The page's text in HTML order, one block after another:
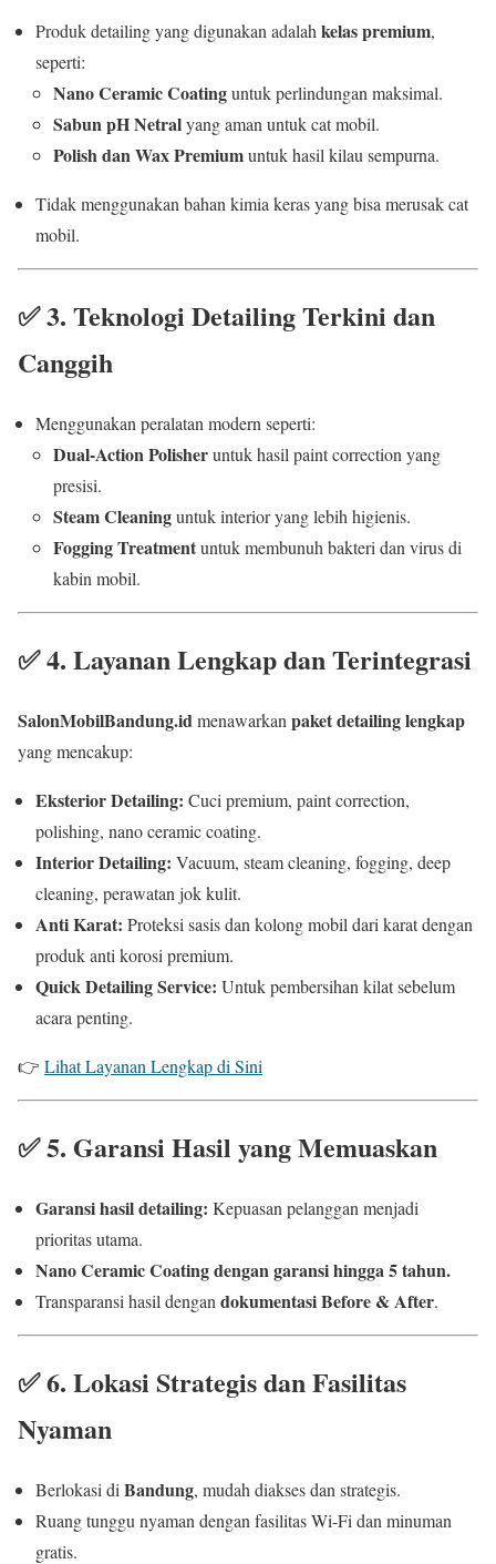
Produk detailing yang digunakan adalahkelas premium,
seperti:
Nano Ceramic Coatinguntuk perlindungan maksimal.
Sabun pH Netralyang aman untuk cat mobil.
Polish dan Wax Premiumuntuk hasil kilau sempurna.
Tidak menggunakan bahan kimia keras yang bisa merusak cat
mobil.
✅3. Teknologi Detailing Terkini dan
Canggih
Menggunakan peralatan modern seperti:
Dual-Action Polisheruntuk hasil paint correction yang
presisi.
Steam Cleaninguntuk interior yang lebih higienis.
Fogging Treatmentuntuk membunuh bakteri dan virus di
kabin mobil.
✅4. Layanan Lengkap dan Terintegrasi
SalonMobilBandung.idmenawarkan paket detailing lengkap
yang mencakup:
Eksterior Detailing: Cuci premium, paint correction,
polishing, nano ceramic coating.
Interior Detailing: Vacuum, steam cleaning, fogging, deep
cleaning, perawatan jok kulit.
Anti Karat: Proteksi sasis dan kolong mobil dari karat dengan
produk anti korosi premium.
Quick Detailing Service: Untuk pembersihan kilat sebelum
acara penting.
👉 Lihat Layanan Lengkap di Sini
✅5. Garansi Hasil yang Memuaskan
Garansi hasil detailing: Kepuasan pelanggan menjadi
prioritas utama.
Nano Ceramic Coating dengan garansi hingga 5 tahun.
Transparansi hasil dengan dokumentasi Before & After.
✅6. Lokasi Strategis dan Fasilitas
Nyaman
Berlokasi di Bandung, mudah diakses dan strategis.
Ruang tunggu nyaman dengan fasilitas Wi-Fi dan minuman
gratis.